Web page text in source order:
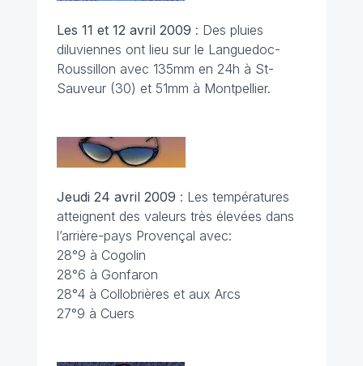
Les 11 et 12 avril 2009 : Des pluies
diluviennes ont lieu sur le Languedoc-
Roussillon avec 135mm en 24h à St-
Sauveur (30) et 51mm à Montpellier.
Jeudi 24 avril 2009 : Les températures
atteignent des valeurs très élevées dans
l’arrière-pays Provençal avec:
28°9 à Cogolin
28°6 à Gonfaron
28°4 à Collobrières et aux Arcs
27°9 à Cuers